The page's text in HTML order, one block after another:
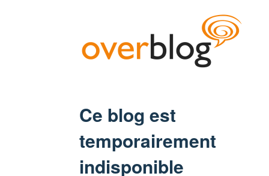
Ce blog est
temporairement
indisponible